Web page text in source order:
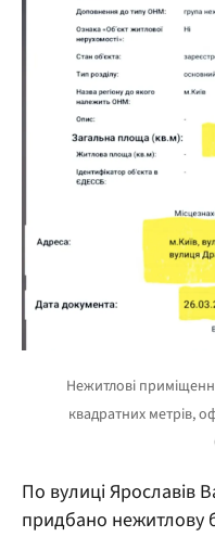
По вулиці Ярославів
придбано нежитлову